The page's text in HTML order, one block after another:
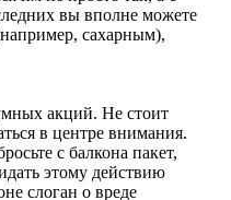
вы вполне можете
сахарным),
акций. Не стоит
в центре внимания.
с балкона пакет,
этому действию
слоган о вреде